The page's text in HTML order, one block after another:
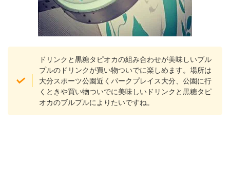
ドリンクと黒糖タピオカの組み合わせが美味しいブル
プルのドリンクが買い物ついでに楽しめます。場所は
大分スポーツ公園近くパークプレイス大分、公園に行
くときや買い物ついでに美味しいドリンクと黒糖タピ
オカのブルプルによりたいですね。